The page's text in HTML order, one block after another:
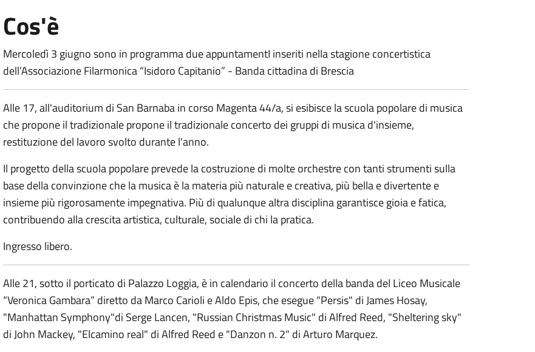
Cos'è
Mercoledì 3 giugno sono in programma due appuntamentI inseriti nella stagione concertistica
dell’Associazione Filarmonica “Isidoro Capitanio” - Banda cittadina di Brescia
Alle 17, all'auditorium di San Barnaba in corso Magenta 44/a, si esibisce la scuola popolare di musica
che propone il tradizionale propone il tradizionale concerto dei gruppi di musica d'insieme,
restituzione del lavoro svolto durante l'anno.
Il progetto della scuola popolare prevede la costruzione di molte orchestre con tanti strumenti sulla
base della convinzione che la musica è la materia più naturale e creativa, più bella e divertente e
insieme più rigorosamente impegnativa. Più di qualunque altra disciplina garantisce gioia e fatica,
contribuendo alla crescita artistica, culturale, sociale di chi la pratica.
Ingresso libero.
Alle 21, sotto il porticato di Palazzo Loggia, è in calendario il concerto della banda del Liceo Musicale
“Veronica Gambara” diretto da Marco Carioli e Aldo Epis, che esegue "Persis" di James Hosay,
"Manhattan Symphony"di Serge Lancen, "Russian Christmas Music" di Alfred Reed, "Sheltering sky"
di John Mackey, "Elcamino real" di Alfred Reed e "Danzon n. 2" di Arturo Marquez.